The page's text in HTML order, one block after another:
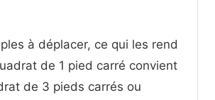
à déplacer, ce qui les rend
de 1 pied carré convient
de 3 pieds carrés ou